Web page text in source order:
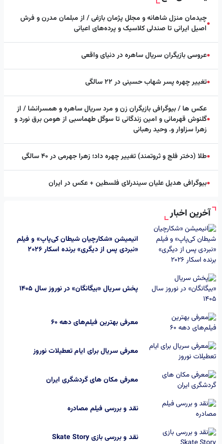
●چیدمان منزل شاهانه و مجلل پژمان بازغی / از مبلمان مدرن و فرش
اصیل ایرانی تا صندلی کلاسیک و پرده‌های اعیانی
●عروسی بازیگران سریال ساهره در دنیای واقعی
●تغییر چهره پسر شهاب حسینی در ۲۲ سالگی
●
عکس ها / بیوگرافی بازیگران زن و مرد سریال ساهره و همسرانشا / از
گلنوش قهرمانی و امین زندگانی تا سوگل طهماسبی از هومن برق نورد و
زهرا سزاوار و. وحید رهبانی
●طلا (دختر فلج و ثروتمند) تغییر چهره داد؛ زهرا جهرمی در ۴۰ سالگی
●بیوگرافی هدیل علیان سیندرلای فلسطین + عکس در ایران
آخرین اخبار
انیمیشن «شکارچیان شیطان کی‌پاپ» و فیلم
«نبردی پس از دیگری» برنده اسکار 2026
پخش سریال «بیگانگان» در نوروز سال ۱۴۰۵
معرفی بهترین فیلم‌های دهه ۶۰
معرفی سریال برای ایام تعطیلات نوروز
معرفی مکان های گردشگری ایران
نقد و بررسی فیلم مصادره
نقد و بررسی بازی Skate Story